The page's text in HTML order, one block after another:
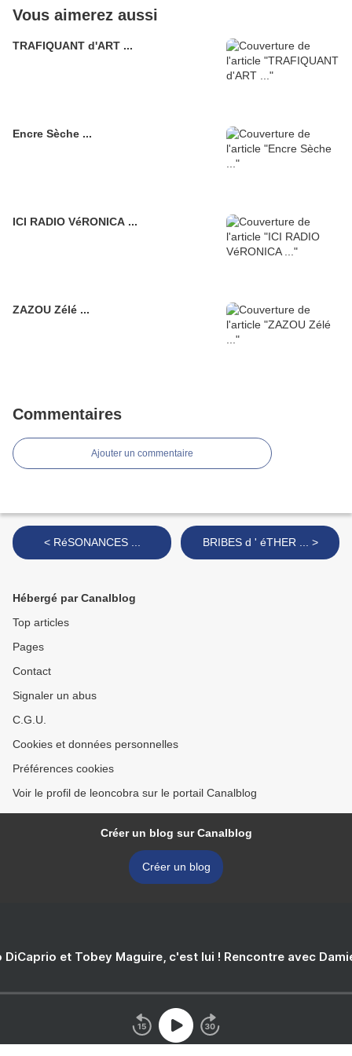
Vous aimerez aussi
TRAFIQUANT d'ART ...
Encre Sèche ...
ICI RADIO VéRONICA ...
ZAZOU Zélé ...
Commentaires
Ajouter un commentaire
< RéSONANCES ... BRIBES d ' éTHER ... >
Hébergé par Canalblog
Top articles
Pages
Contact
Signaler un abus
C.G.U.
Cookies et données personnelles
Préférences cookies
Voir le profil de leoncobra sur le portail Canalblog
Créer un blog sur Canalblog
Créer un blog
DiCaprio et Tobey Maguire, c'est lui ! Rencontre avec